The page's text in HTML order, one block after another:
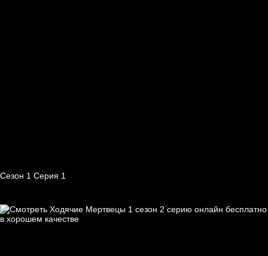
Сезон 1 Серия 1